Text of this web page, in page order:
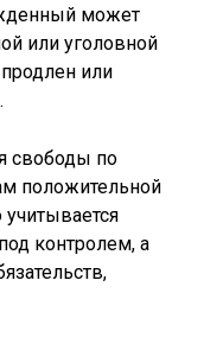
может
или уголовной
продлен или
свободы по
положительной
контролем, а